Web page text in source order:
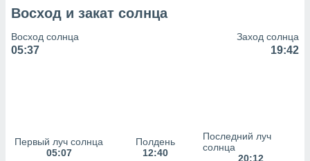
Восход и закат солнца
Восход солнца
05:37
Заход солнца
19:42
Первый луч солнца
05:07
Полдень
12:40
Последний луч
солнца
20:12